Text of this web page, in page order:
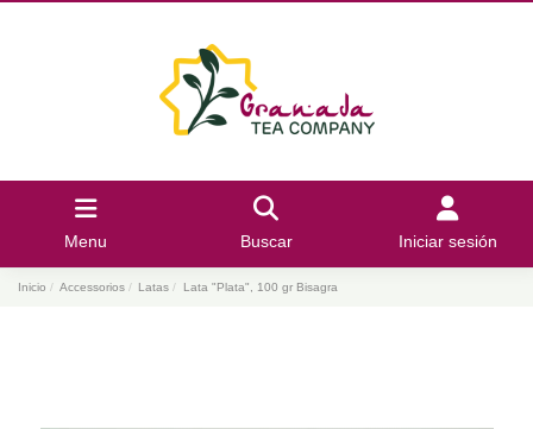
Menu Buscar Iniciar sesión
Inicio Accessorios Latas Lata "Plata", 100 gr Bisagra